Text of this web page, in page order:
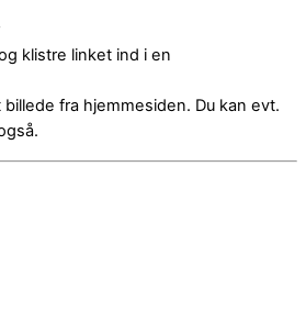
klistre linket ind i en
fra hjemmesiden. Du kan evt.